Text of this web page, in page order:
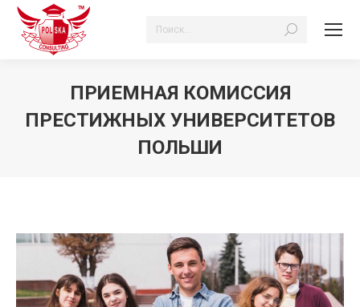
Поиск:
ПРИЕМНАЯ КОМИССИЯ
ПРЕСТИЖНЫХ УНИВЕРСИТЕТОВ
ПОЛЬШИ